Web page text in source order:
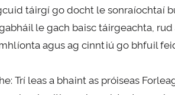
táirgí go docht le sonraíochtaí
le gach baisc táirgeachta, rud
agus ag cinntiú go bhfuil
Trí leas a bhaint as próiseas